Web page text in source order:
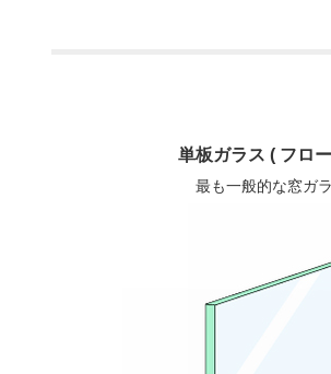
単板ガラス ( フロ
最も一般的な窓ガラ